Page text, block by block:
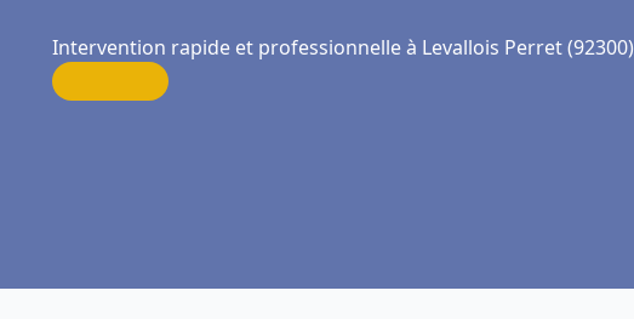
Intervention rapide et professionnelle à Levallois Perret (92300)